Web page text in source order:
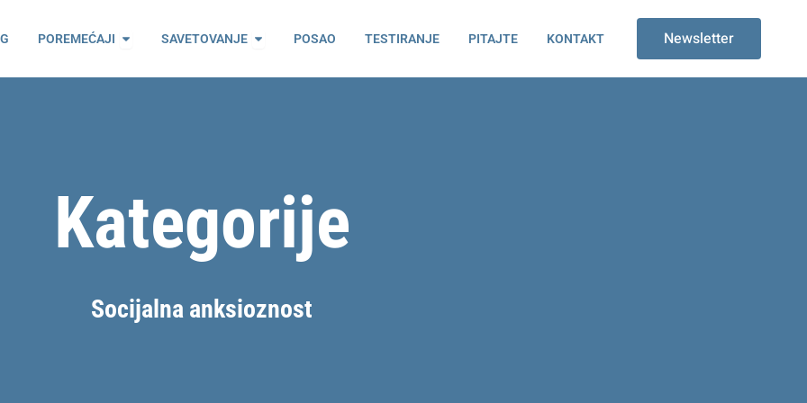
POREMEĆAJI Open Poremećaji
SAVETOVANJE Open Savetovanje
POSAO TESTIRANJE PITAJTE KONTAKT Newsletter
Kategorije
Socijalna anksioznost